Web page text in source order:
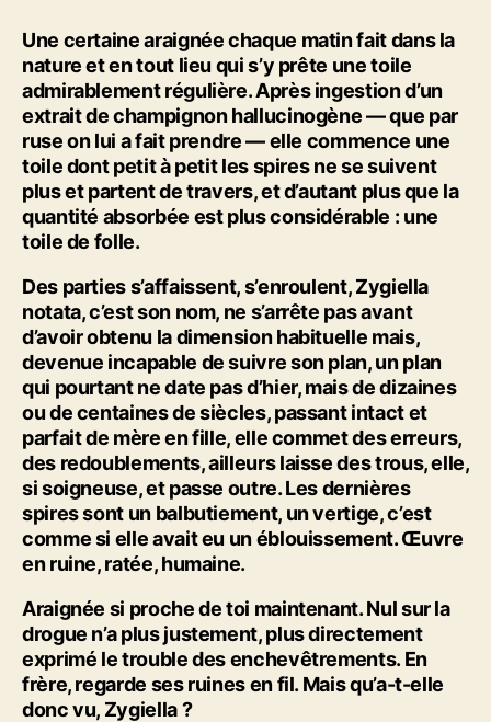
Une certaine araignée chaque matin fait dans la
nature et en tout lieu qui s’y prête une toile
admirablement régulière. Après ingestion d’un
extrait de champignon hallucinogène — que par
ruse on lui a fait prendre — elle commence une
toile dont petit à petit les spires ne se suivent
plus et partent de travers, et d’autant plus que la
quantité absorbée est plus considérable : une
toile de folle.
Des parties s’affaissent, s’enroulent, Zygiella
notata, c’est son nom, ne s’arrête pas avant
d’avoir obtenu la dimension habituelle mais,
devenue incapable de suivre son plan, un plan
qui pourtant ne date pas d’hier, mais de dizaines
ou de centaines de siècles, passant intact et
parfait de mère en fille, elle commet des erreurs,
des redoublements, ailleurs laisse des trous, elle,
si soigneuse, et passe outre. Les dernières
spires sont un balbutiement, un vertige, c’est
comme si elle avait eu un éblouissement. Œuvre
en ruine, ratée, humaine.
Araignée si proche de toi maintenant. Nul sur la
drogue n’a plus justement, plus directement
exprimé le trouble des enchevêtrements. En
frère, regarde ses ruines en fil. Mais qu’a-t-elle
donc vu, Zygiella ?